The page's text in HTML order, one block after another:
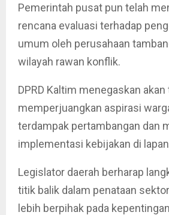
Pemerintah pusat pun telah
rencana evaluasi terhadap
umum oleh perusahaan
wilayah rawan konflik.
DPRD Kaltim menegaskan
memperjuangkan aspirasi
terdampak pertambangan dan
implementasi kebijakan di
Legislator daerah berharap
titik balik dalam penataan
lebih berpihak pada